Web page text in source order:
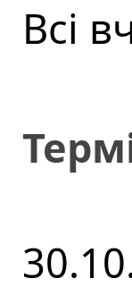
Всі